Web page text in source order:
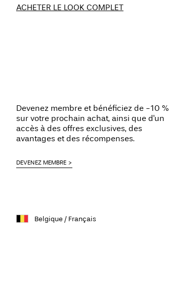
ACHETER LE LOOK COMPLET
Devenez membre et bénéficiez de -10 %
sur votre prochain achat, ainsi que d'un
accès à des offres exclusives, des
avantages et des récompenses.
DEVENEZ MEMBRE
Belgique / Français